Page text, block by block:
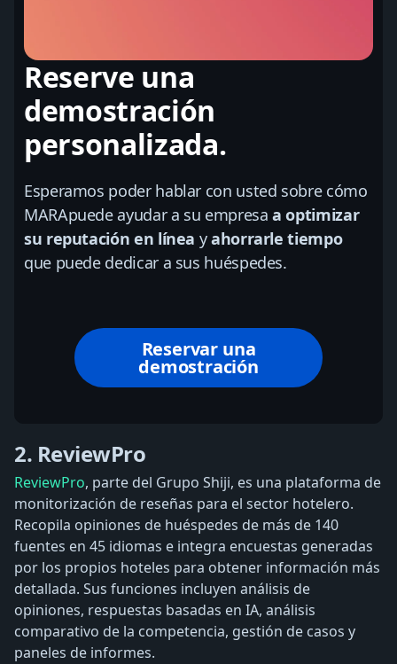
Reserve una
demostración
personalizada.
Esperamos poder hablar con usted sobre cómo
MARApuede ayudar a su empresaa optimizar
su reputación en línea yahorrarle tiempo
que puede dedicar a sus huéspedes.
Reservar una
demostración
2. ReviewPro
ReviewPro, parte del Grupo Shiji, es una plataforma de
monitorización de reseñas para el sector hotelero.
Recopila opiniones de huéspedes de más de 140
fuentes en 45 idiomas e integra encuestas generadas
por los propios hoteles para obtener información más
detallada. Sus funciones incluyen análisis de
opiniones, respuestas basadas en IA, análisis
comparativo de la competencia, gestión de casos y
paneles de informes.